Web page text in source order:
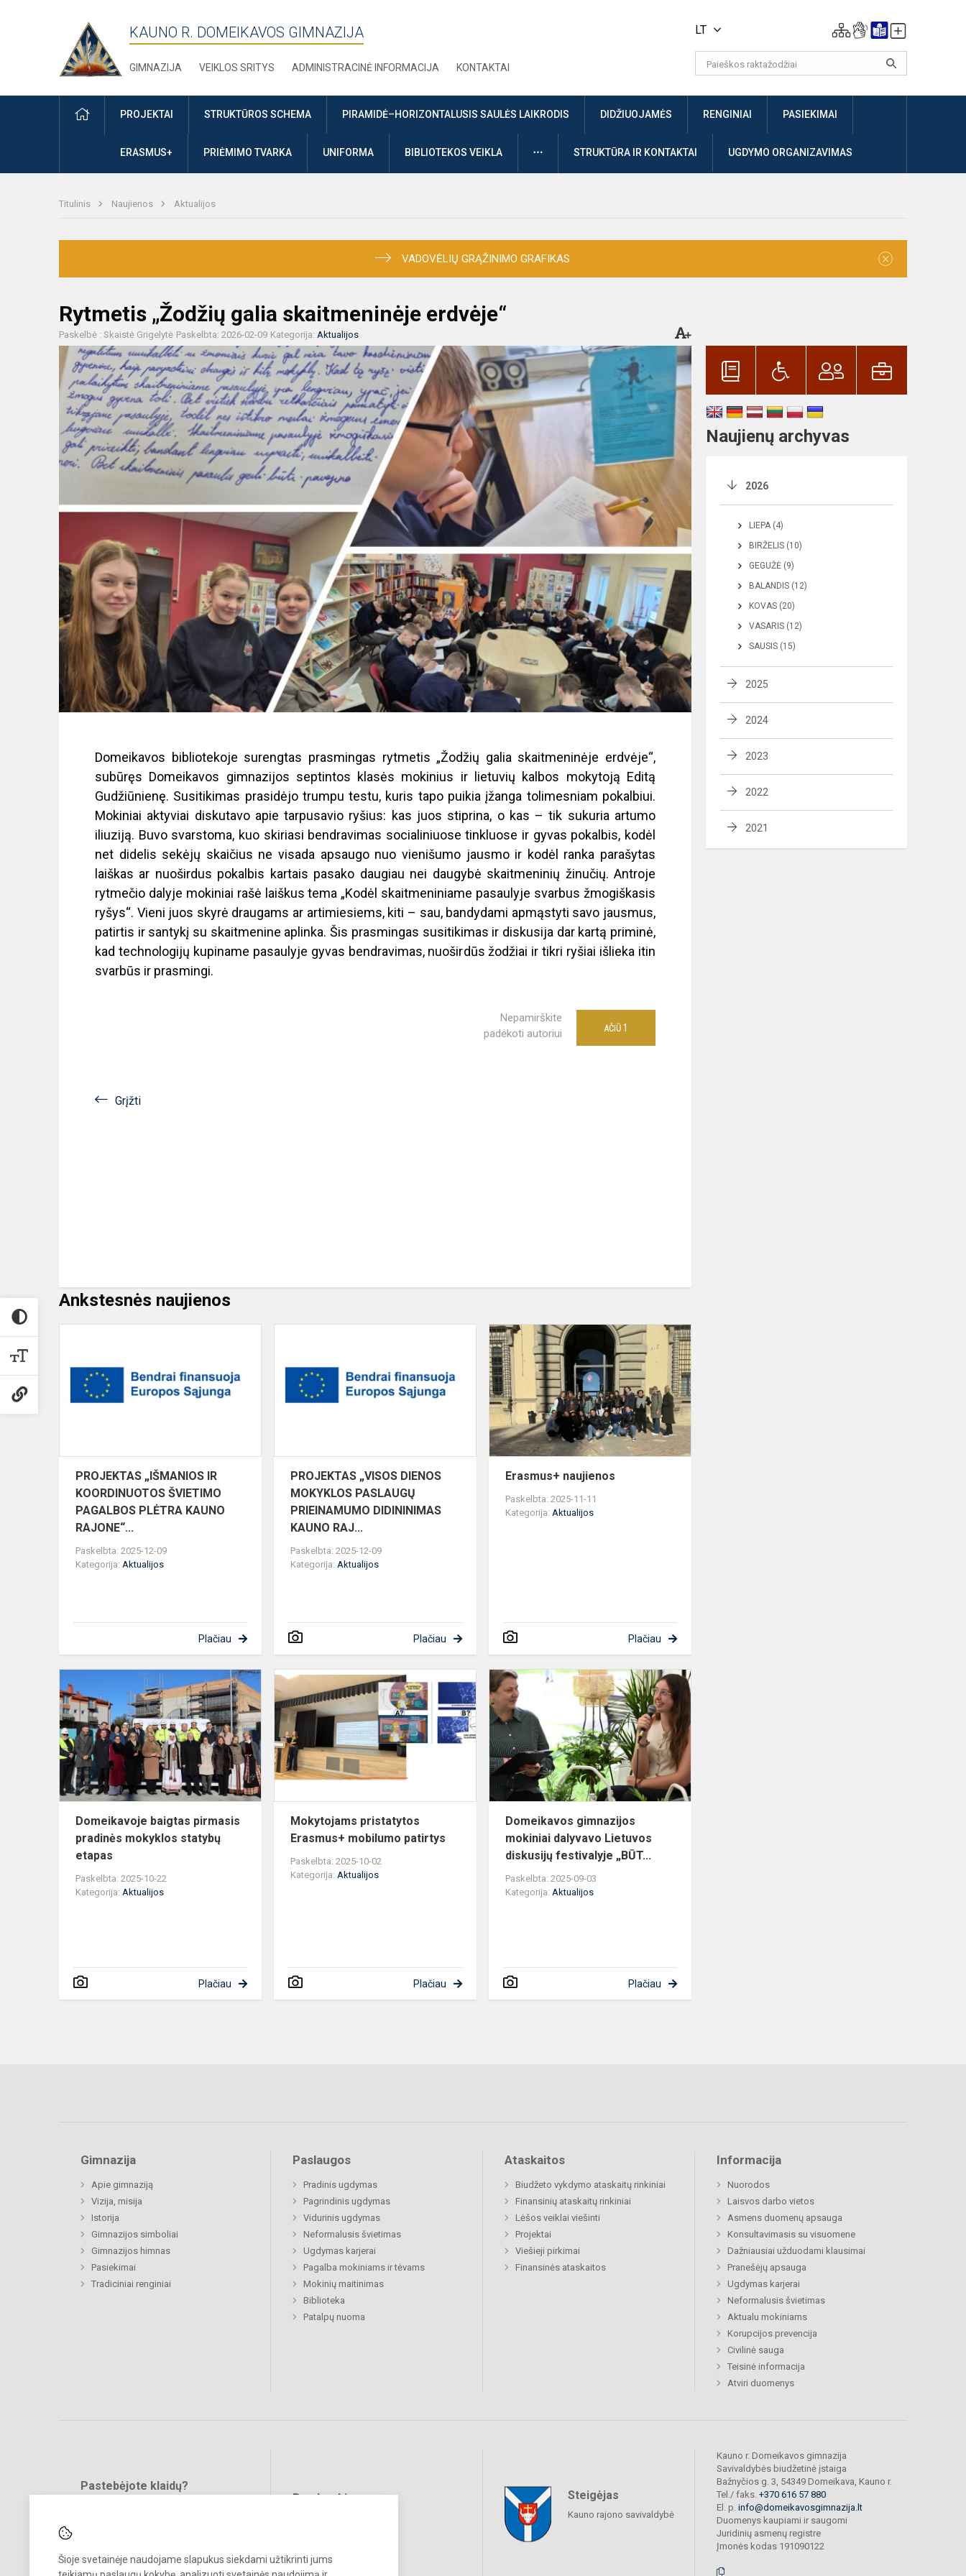
Šioje svetainėje naudojame slapukus siekdami užtikrinti jums
KAUNO R. DOMEIKAVOS GIMNAZIJA
GIMNAZIJA VEIKLOS SRITYS ADMINISTRACINĖ INFORMACIJA KONTAKTAI
LT
PRADŽIAPROJEKTAI STRUKTŪROS SCHEMA PIRAMIDĖ–HORIZONTALUSIS SAULĖS LAIKRODIS DIDŽIUOJAMĖS RENGINIAI PASIEKIMAI
ERASMUS+ PRIĖMIMO TVARKA UNIFORMA BIBLIOTEKOS VEIKLA DAUGIAUSTRUKTŪRA IR KONTAKTAI UGDYMO ORGANIZAVIMAS
Titulinis Naujienos Aktualijos
VADOVĖLIŲ GRĄŽINIMO GRAFIKAS ×
Rytmetis „Žodžių galia skaitmeninėje erdvėje“
Paskelbė : Skaistė Grigelytė Paskelbta: 2026-02-09 Kategorija: Aktualijos
Domeikavos bibliotekoje surengtas prasmingas rytmetis „Žodžių galia skaitmeninėje erdvėje“,
subūręs Domeikavos gimnazijos septintos klasės mokinius ir lietuvių kalbos mokytoją Editą
Gudžiūnienę. Susitikimas prasidėjo trumpu testu, kuris tapo puikia įžanga tolimesniam pokalbiui.
Mokiniai aktyviai diskutavo apie tarpusavio ryšius: kas juos stiprina, o kas – tik sukuria artumo
iliuziją. Buvo svarstoma, kuo skiriasi bendravimas socialiniuose tinkluose ir gyvas pokalbis, kodėl
net didelis sekėjų skaičius ne visada apsaugo nuo vienišumo jausmo ir kodėl ranka parašytas
laiškas ar nuoširdus pokalbis kartais pasako daugiau nei daugybė skaitmeninių žinučių. Antroje
rytmečio dalyje mokiniai rašė laiškus tema „Kodėl skaitmeniniame pasaulyje svarbus žmogiškasis
ryšys“. Vieni juos skyrė draugams ar artimiesiems, kiti – sau, bandydami apmąstyti savo jausmus,
patirtis ir santykį su skaitmenine aplinka. Šis prasmingas susitikimas ir diskusija dar kartą priminė,
kad technologijų kupiname pasaulyje gyvas bendravimas, nuoširdūs žodžiai ir tikri ryšiai išlieka itin
svarbūs ir prasmingi.
Nepamirškite
padėkoti autoriui
AČIŪ 1
Grįžti
Ankstesnės naujienos
KOORDINUOTOS
ŠVIETIMO
PROJEKTAS „IŠMANIOS IR
KOORDINUOTOS ŠVIETIMO
PAGALBOS PLĖTRA KAUNO
RAJONE“...
Paskelbta: 2025-12-09
Kategorija: Aktualijos
Plačiau
PROJEKTAS
„VISOS
DIENOS
MOKYKLOS
PASLAUGŲ
PRIEINAMUMO
DIDIN...
PROJEKTAS „VISOS DIENOS
MOKYKLOS PASLAUGŲ
PRIEINAMUMO DIDININIMAS
KAUNO RAJ...
Paskelbta: 2025-12-09
Kategorija:Aktualijos
Plačiau
Erasmus+
naujienos
Erasmus+ naujienos
Paskelbta: 2025-11-11
Kategorija:Aktualijos
Plačiau
Domeikavoje
baigtas
pirmasis
pradinės
mokyklos
statybų
etap...
Domeikavoje baigtas pirmasis
pradinės mokyklos statybų
etapas
Paskelbta: 2025-10-22
Kategorija: Aktualijos
Plačiau
Mokytojams
pristatytos
Erasmus+
mobilumo
patirtys
Mokytojams pristatytos
Erasmus+ mobilumo patirtys
Paskelbta: 2025-10-02
Kategorija:Aktualijos
Plačiau
Domeikavos
gimnazijos
dalyvavo
Domeikavos gimnazijos
mokiniai dalyvavo Lietuvos
diskusijų festivalyje „BŪT...
Paskelbta: 2025-09-03
Kategorija:Aktualijos
Plačiau
Naujienų archyvas
2026
LIEPA (4)
BIRŽELIS (10)
GEGUŽĖ (9)
BALANDIS (12)
KOVAS (20)
VASARIS (12)
SAUSIS (15)
2025
2024
2023
2022
2021
Gimnazija
Apie gimnaziją
Vizija, misija
Istorija
Gimnazijos simboliai
Gimnazijos himnas
Pasiekimai
Tradiciniai renginiai
Paslaugos
Pradinis ugdymas
Pagrindinis ugdymas
Vidurinis ugdymas
Neformalusis švietimas
Ugdymas karjerai
Pagalba mokiniams ir tėvams
Mokinių maitinimas
Biblioteka
Patalpų nuoma
Ataskaitos
Biudžeto vykdymo ataskaitų rinkiniai
Finansinių ataskaitų rinkiniai
Lėšos veiklai viešinti
Projektai
Viešieji pirkimai
Finansinės ataskaitos
Informacija
Nuorodos
Laisvos darbo vietos
Asmens duomenų apsauga
Konsultavimasis su visuomene
Dažniausiai užduodami klausimai
Pranešėjų apsauga
Ugdymas karjerai
Neformalusis švietimas
Aktualu mokiniams
Korupcijos prevencija
Civilinė sauga
Teisinė informacija
Atviri duomenys
Pastebėjote klaidų?
Bendraukime Steigėjas
Kauno rajono savivaldybė
Kauno r. Domeikavos gimnazija
Savivaldybės biudžetinė įstaiga
Bažnyčios g. 3, 54349 Domeikava, Kauno r.
Tel./ faks. +370 616 57 880
El. p. info@domeikavosgimnazija.lt
Duomenys kaupiami ir saugomi
Juridinių asmenų registre
Įmonės kodas 191090122